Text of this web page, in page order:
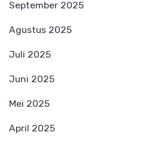
September 2025
Agustus 2025
Juli 2025
Juni 2025
Mei 2025
April 2025